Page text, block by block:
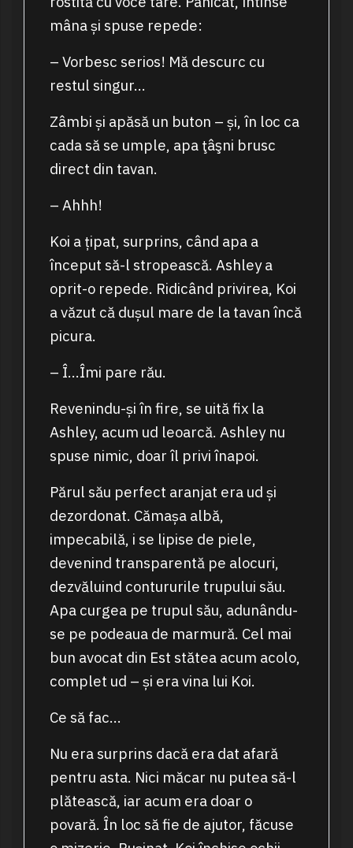
mâna și spuse repede:
– Vorbesc serios! Mă descurc cu
restul singur…
Zâmbi și apăsă un buton – și, în loc ca
cada să se umple, apa ţâşni brusc
direct din tavan.
– Ahhh!
Koi a țipat, surprins, când apa a
început să-l stropească. Ashley a
oprit-o repede. Ridicând privirea, Koi
a văzut că dușul mare de la tavan încă
picura.
– Î…Îmi pare rău.
Revenindu-și în fire, se uită fix la
Ashley, acum ud leoarcă. Ashley nu
spuse nimic, doar îl privi înapoi.
Părul său perfect aranjat era ud și
dezordonat. Cămașa albă,
impecabilă, i se lipise de piele,
devenind transparentă pe alocuri,
dezvăluind contururile trupului său.
Apa curgea pe trupul său, adunându-
se pe podeaua de marmură. Cel mai
bun avocat din Est stătea acum acolo,
complet ud – și era vina lui Koi.
Ce să fac…
Nu era surprins dacă era dat afară
pentru asta. Nici măcar nu putea să-l
plătească, iar acum era doar o
povară. În loc să fie de ajutor, făcuse